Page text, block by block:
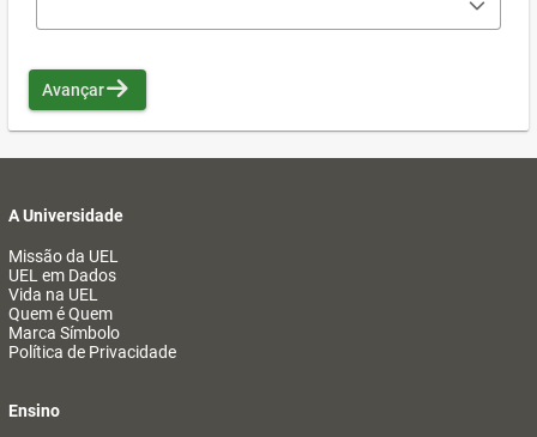
Avançar
A Universidade
Missão da UEL
UEL em Dados
Vida na UEL
Quem é Quem
Marca Símbolo
Política de Privacidade
Ensino